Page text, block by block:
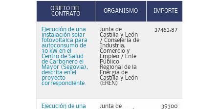
OBJETO DEL
CONTRATO
ORGANISMO IMPORTE
Ejecución de una
instalación solar
fotovoltaica para
autoconsumo de
30 kW en el
Centro de Salud
de Carbonero el
Mayor (Segovia),
descrita en el
proyecto
correspondiente.
Junta de
Castilla y León
/ Consejería de
Industria,
Comercio y
Empleo / Ente
Público
Regional de la
Energía de
Castilla y León
(EREN)
37463,87
Ejecución de una
Junta de
39300